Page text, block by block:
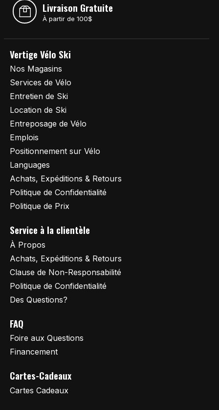
Livraison Gratuite
À partir de 100$
Vertige Vélo Ski
Nos Magasins
Services de Vélo
Entretien de Ski
Location de Ski
Entreposage de Vélo
Emplois
Positionnement sur Vélo
Languages
Achats, Expéditions & Retours
Politique de Confidentialité
Politique de Prix
Service à la clientèle
À Propos
Achats, Expéditions & Retours
Clause de Non-Responsabilité
Politique de Confidentialité
Des Questions?
FAQ
Foire aux Questions
Financement
Cartes-Cadeaux
Cartes Cadeaux